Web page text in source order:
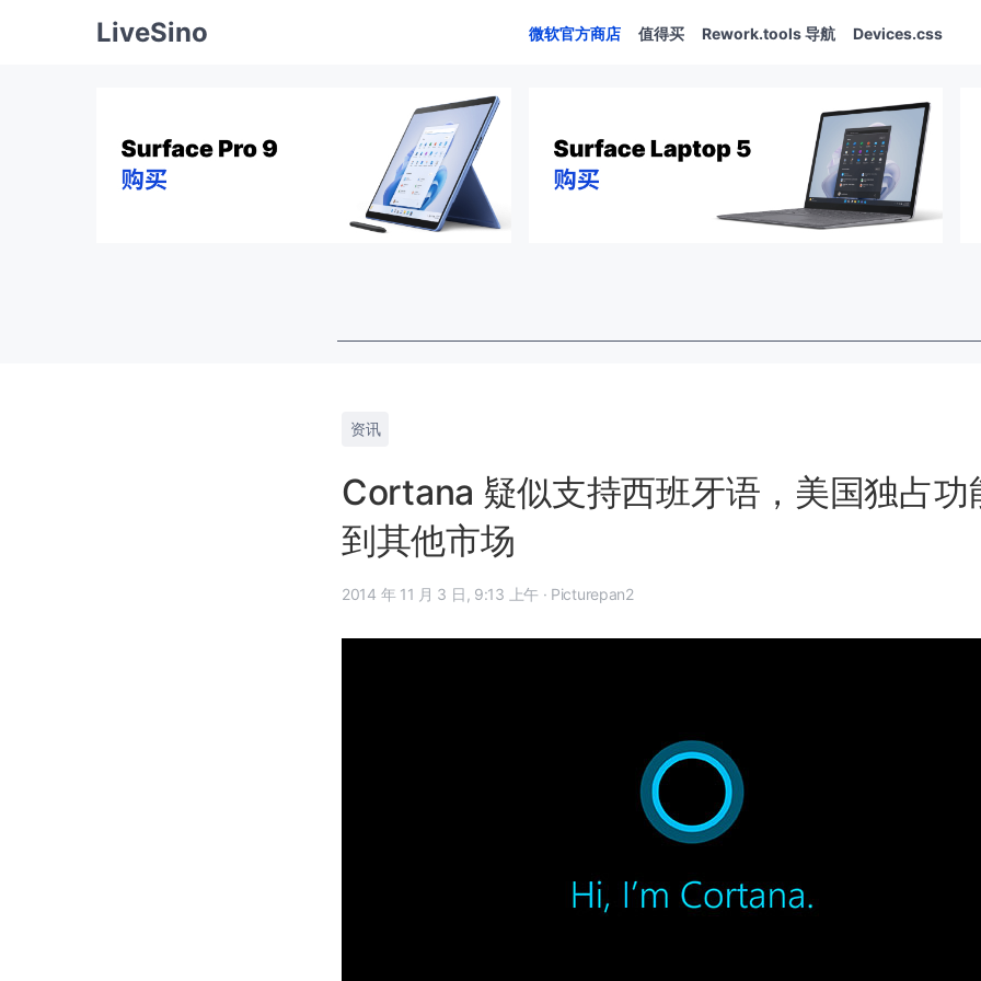
LiveSino 微软官方商店 值得买 Rework.tools 导航 Devices.css
资讯
Cortana 疑似支持西班牙语，美国独占功
到其他市场
2014 年 11 月 3 日, 9:13 上午 · Picturepan2